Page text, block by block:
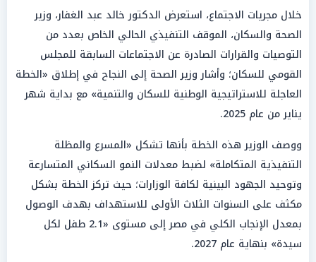
خلال مجريات الاجتماع، استعرض الدكتور خالد عبد الغفار، وزير
الصحة والسكان، الموقف التنفيذي الحالي الخاص بعدد من
التوصيات والقرارات الصادرة عن الاجتماعات السابقة للمجلس
القومي للسكان؛ وأشار وزير الصحة إلى النجاح في إطلاق «الخطة
العاجلة للاستراتيجية الوطنية للسكان والتنمية» مع بداية شهر
يناير من عام 2025.
ووصف الوزير هذه الخطة بأنها تشكل «المسرع والمظلة
التنفيذية المتكاملة» لضبط معدلات النمو السكاني المتسارعة
وتوحيد الجهود البينية لكافة الوزارات؛ حيث تركز الخطة بشكل
مكثف على السنوات الثلاث الأولى للاستهداف بهدف الوصول
بمعدل الإنجاب الكلي في مصر إلى مستوى «2.1 طفل لكل
سيدة» بنهاية عام 2027.